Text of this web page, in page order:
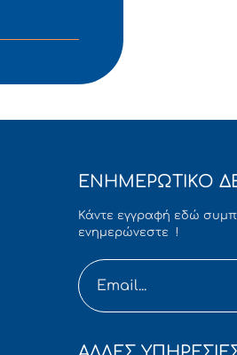
ΕΝΗΜΕΡΩΤΙΚΟ
Κάντε εγγραφή εδώ
ενημερώνεστε !